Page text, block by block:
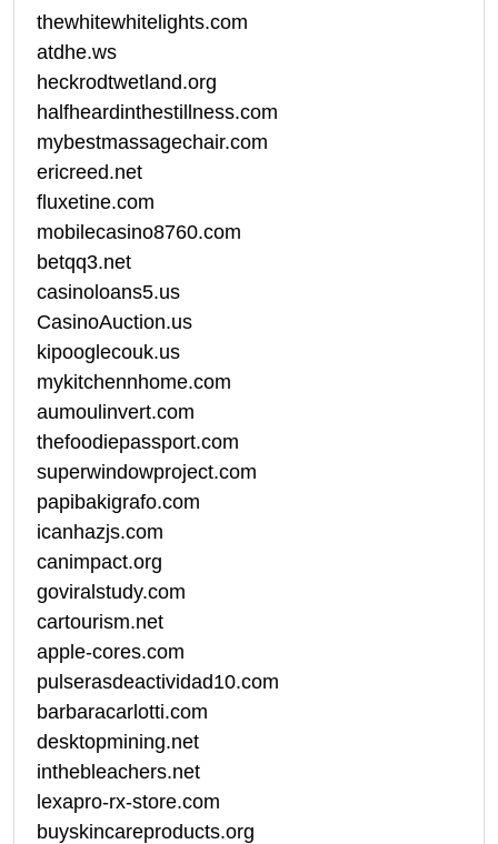
thewhitewhitelights.com
atdhe.ws
heckrodtwetland.org
halfheardinthestillness.com
mybestmassagechair.com
ericreed.net
fluxetine.com
mobilecasino8760.com
betqq3.net
casinoloans5.us
CasinoAuction.us
kipooglecouk.us
mykitchennhome.com
aumoulinvert.com
thefoodiepassport.com
superwindowproject.com
papibakigrafo.com
icanhazjs.com
canimpact.org
goviralstudy.com
cartourism.net
apple-cores.com
pulserasdeactividad10.com
barbaracarlotti.com
desktopmining.net
inthebleachers.net
lexapro-rx-store.com
buyskincareproducts.org